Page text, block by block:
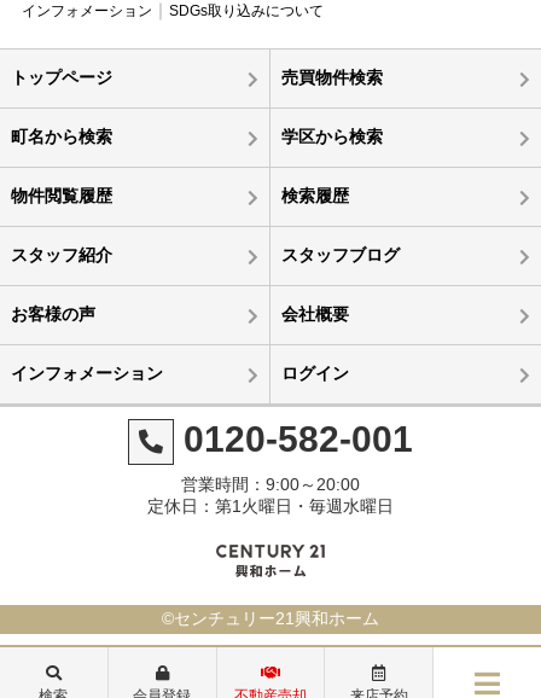
安城市緑町【土地】UPしました！
インフォメーション
SDGs取り込みについて
トップページ 売買物件検索
町名から検索 学区から検索
物件閲覧履歴 検索履歴
スタッフ紹介 スタッフブログ
お客様の声 会社概要
インフォメーション ログイン
0120-582-001
営業時間：9:00～20:00
定休日：第1火曜日・毎週水曜日
©センチュリー21興和ホーム